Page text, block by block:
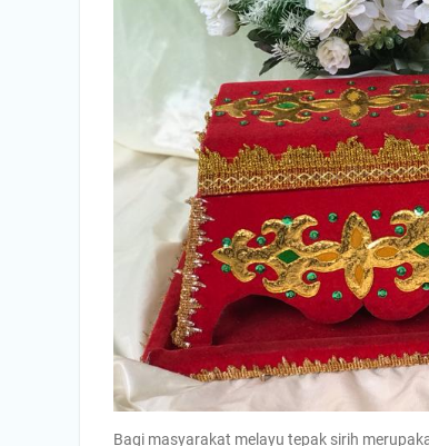
Bagi masyarakat melayu tepak sirih